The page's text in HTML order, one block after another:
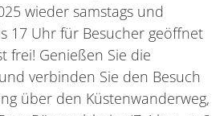
wieder samstags und
17 Uhr für Besucher geöffnet
frei! Genießen Sie die
verbinden Sie den Besuch
über den Küstenwanderweg,